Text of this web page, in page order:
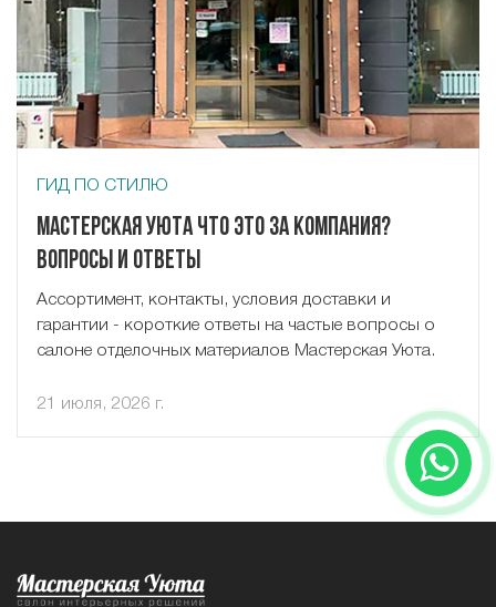
ГИД ПО СТИЛЮ
Мастерская Уюта что это за компания?
Вопросы и ответы
Ассортимент, контакты, условия доставки и
гарантии - короткие ответы на частые вопросы о
салоне отделочных материалов Мастерская Уюта.
21 июля, 2026 г.